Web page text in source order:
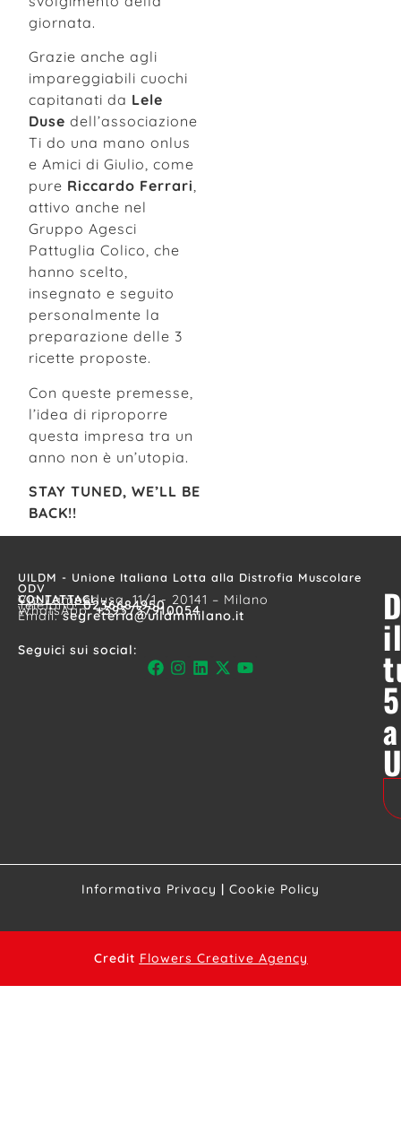
giornata.
Grazie anche agli
impareggiabili cuochi
capitanati da Lele
Duse dell’associazione
Ti do una mano onlus
e Amici di Giulio, come
pure Riccardo Ferrari,
attivo anche nel
Gruppo Agesci
Pattuglia Colico, che
hanno scelto,
insegnato e seguito
personalmente la
preparazione delle 3
ricette proposte.
Con queste premesse,
l’idea di riproporre
questa impresa tra un
anno non è un’utopia.
STAY TUNED, WE’LL BE
BACK!!
UILDM - Unione Italiana Lotta alla Distrofia Muscolare
ODV
CONTATTACI
Via Lampedusa, 11/1 - 20141 – Milano
Telefono:0236684950
WhatsApp:+393737910054
Email:segreteria@uildmmilano.it
Seguici sui social:
a
Informativa Privacy Cookie Policy
Credit Flowers Creative Agency